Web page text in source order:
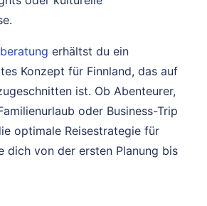
erhältst du ein
Konzept für Finnland, das auf
ist. Ob Abenteurer,
oder Business-Trip
optimale Reisestrategie für
dich von der ersten Planung bis